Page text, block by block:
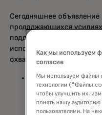
Сегодняшнее объявление
продолжающихся
поддержке инклюзивного
используя технологии,
охват компании. В эту
В первые недели
в области
Mastercard
миллионов
Как мы используем
согласие
Мы используем файлы
технологии ("Файлы
чтобы улучшить их,
понять нашу
пользователями. На